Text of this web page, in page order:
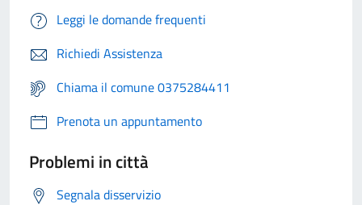
Leggi le domande frequenti
Richiedi Assistenza
Chiama il comune 0375284411
Prenota un appuntamento
Problemi in città
Segnala disservizio